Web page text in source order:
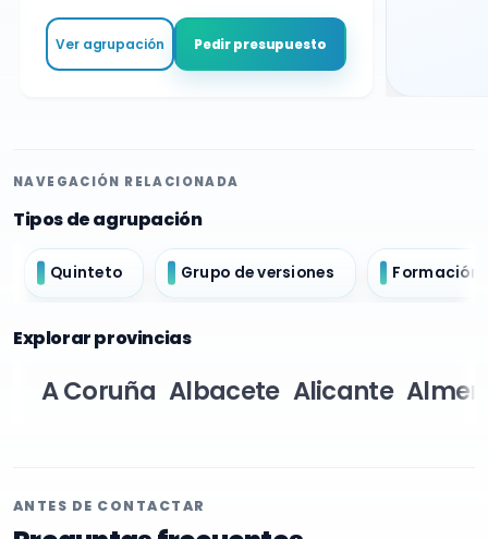
Ver agrupación Pedir presupuesto
NAVEGACIÓN RELACIONADA
Tipos de agrupación
Quinteto Grupo de versiones Formación
Explorar provincias
A Coruña Albacete Alicante
ANTES DE CONTACTAR